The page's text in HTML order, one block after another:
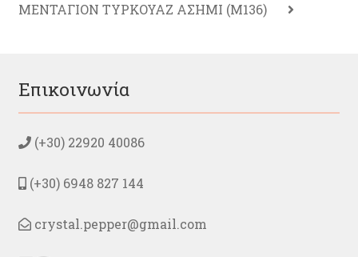
ΜΕΝΤΑΓΙΟΝ ΤΥΡΚΟΥΑΖ ΑΣΗΜΙ (M136)
Επικοινωνία
(+30) 22920 40086
(+30) 6948 827 144
crystal.pepper@gmail.com